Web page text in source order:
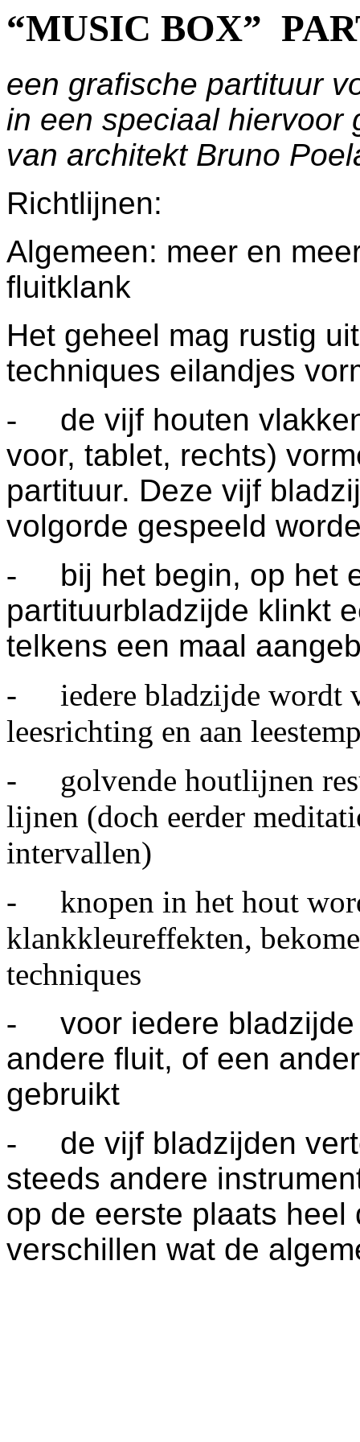
“MUSIC BOX”
een grafische partituur
in een speciaal hiervoor
van architekt Bruno
Richtlijnen:
Algemeen: meer en
fluitklank
Het geheel mag rustig
techniques eilandjes
-
de vijf houten
voor, tablet, rechts)
partituur. Deze vijf
volgorde gespeeld
-
bij het begin, op het
partituurbladzijde klinkt
telkens een maal
-
iedere bladzijde wordt
leesrichting en aan
-
golvende houtlijnen
lijnen (doch eerder
intervallen)
-
knopen in het hout
klankkleureffekten,
techniques
-
voor iedere
andere fluit, of een
gebruikt
-
de vijf bladzijden
steeds andere
op de eerste plaats
verschillen wat de